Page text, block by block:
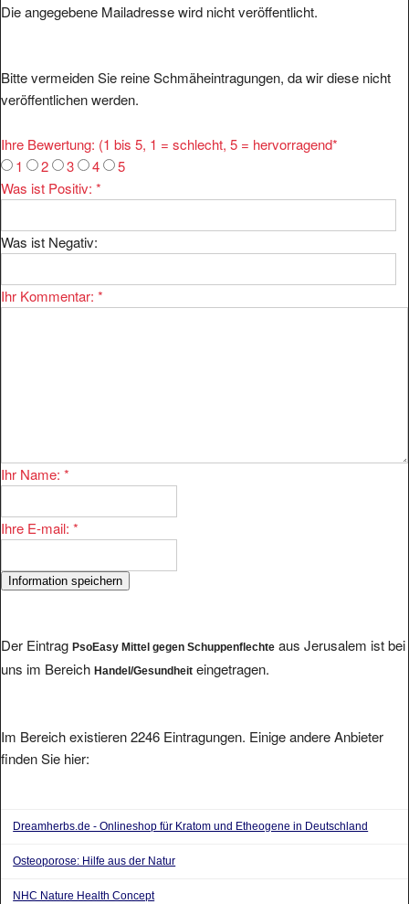
Die angegebene Mailadresse wird nicht veröffentlicht.
Bitte vermeiden Sie reine Schmäheintragungen, da wir diese nicht
veröffentlichen werden.
Ihre Bewertung: (1 bis 5, 1 = schlecht, 5 = hervorragend*
1
2 3 4
5
Was ist Positiv: *
Was ist Negativ:
Ihr Kommentar: *
Ihr Name: *
Ihre E-mail: *
Der Eintrag PsoEasy Mittel gegen Schuppenflechte aus Jerusalem ist bei
uns im Bereich Handel/Gesundheit eingetragen.
Im Bereich existieren 2246 Eintragungen. Einige andere Anbieter
finden Sie hier:
Dreamherbs.de - Onlineshop für Kratom und Etheogene in Deutschland
Osteoporose: Hilfe aus der Natur
NHC Nature Health Concept